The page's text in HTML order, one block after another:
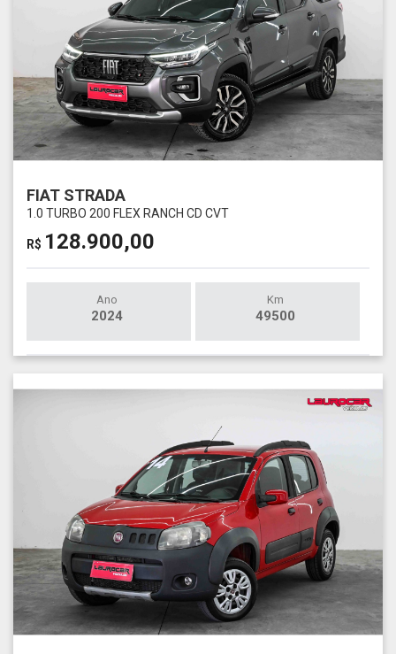
FIAT STRADA
1.0 TURBO 200 FLEX RANCH CD CVT
R$ 128.900,00
Ano
2024
Km
49500